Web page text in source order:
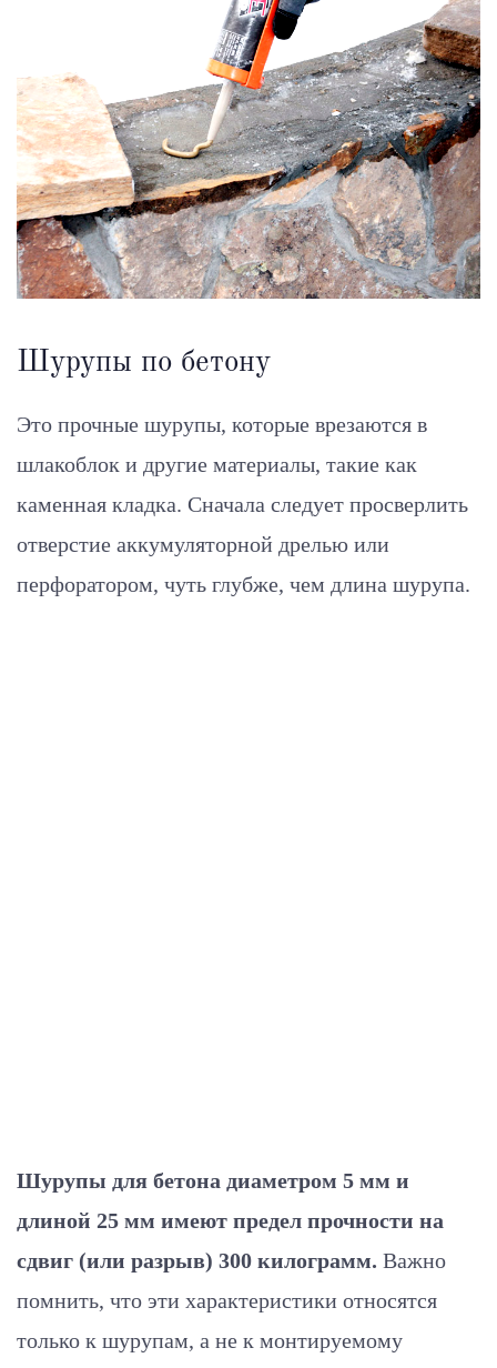
Шурупы по бетону
Это прочные шурупы, которые врезаются в
шлакоблок и другие материалы, такие как
каменная кладка. Сначала следует просверлить
отверстие аккумуляторной дрелью или
перфоратором, чуть глубже, чем длина шурупа.
Шурупы для бетона диаметром 5 мм и
длиной 25 мм имеют предел прочности на
сдвиг (или разрыв) 300 килограмм. Важно
помнить, что эти характеристики относятся
только к шурупам, а не к монтируемому